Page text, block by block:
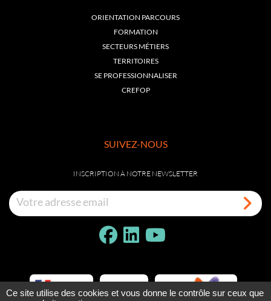
ORIENTATION PARCOURS
FORMATION
SECTEURS MÉTIERS
TERRITOIRES
SE PROFESSIONNALISER
CREFOP
SUIVEZ-NOUS
INSCRIPTION À NOTRE NEWSLETTER
Ce site utilise des cookies et vous donne le contrôle sur ceux que